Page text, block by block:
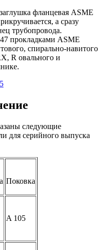
фланцевая ASME
а сразу
трубопровода.
прокладками ASME
спирально-навитого
R овального и
следующие
для серийного выпуска
Поковка
A 105